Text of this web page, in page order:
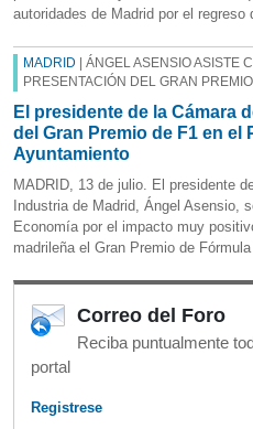
autoridades de Madrid por el regreso
MADRID | ÁNGEL ASENSIO ASISTE
PRESENTACIÓN DEL GRAN
El presidente de la Cámara
del Gran Premio de F1 en el
Ayuntamiento
MADRID, 13 de julio. El presidente
Industria de Madrid, Ángel Asensio,
Economía por el impacto muy
madrileña el Gran Premio de
Correo del Foro
Reciba puntualmente
portal
Registrese